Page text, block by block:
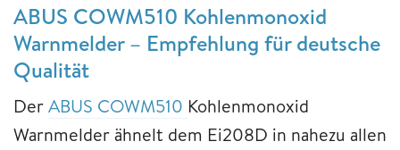
ABUS COWM510 Kohlenmonoxid
Warnmelder – Empfehlung für deutsche
Qualität
DerABUS COWM510 Kohlenmonoxid
Warnmelder ähnelt dem Ei208D in nahezu allen